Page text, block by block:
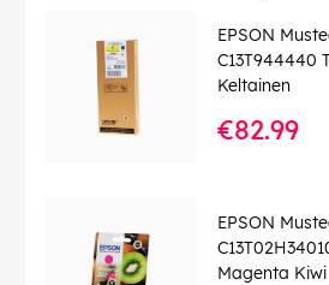
EPSON
C13T944440
Keltainen
€82.99
EPSON
Magenta Kiwi